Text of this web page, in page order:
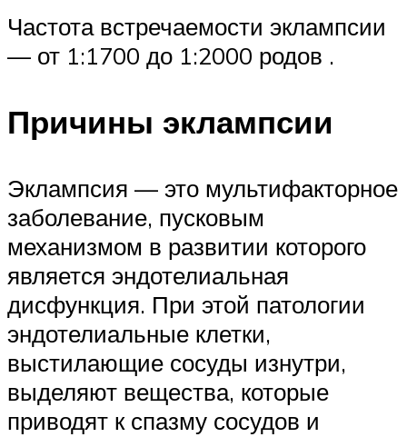
Частота встречаемости эклампсии
— от 1:1700 до 1:2000 родов .
Причины эклампсии
Эклампсия — это мультифакторное
заболевание, пусковым
механизмом в развитии которого
является эндотелиальная
дисфункция. При этой патологии
эндотелиальные клетки,
выстилающие сосуды изнутри,
выделяют вещества, которые
приводят к спазму сосудов и